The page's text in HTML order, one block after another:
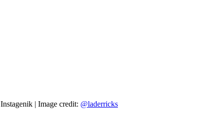
| Image credit: @laderricks